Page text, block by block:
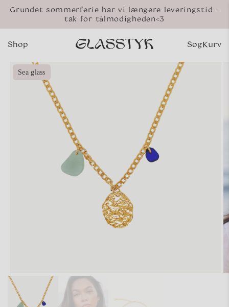
Gå til
Grundet sommerferie har vi længere leveringstid -
tak for tålmodigheden<3
Shop SøgKurv
Sea glass